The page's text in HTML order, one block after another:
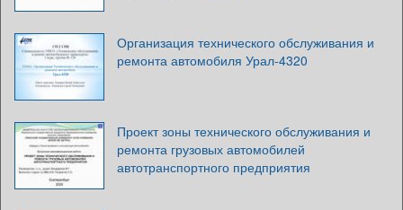
Организация технического обслуживания и
ремонта автомобиля Урал-4320
Проект зоны технического обслуживания и
ремонта грузовых автомобилей
автотранспортного предприятия